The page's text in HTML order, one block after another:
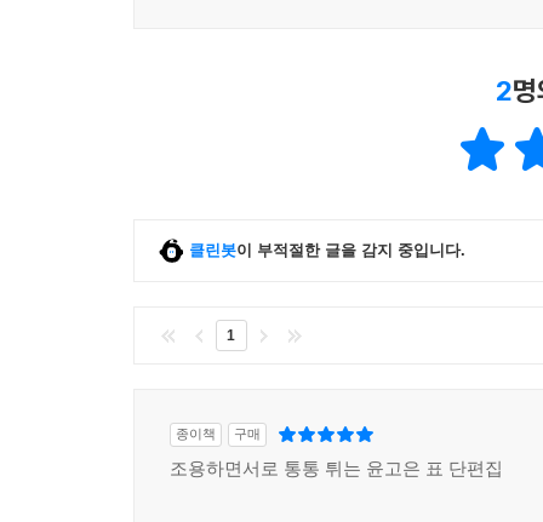
2
클린봇이 부적절한 글을 감지 중입니다.
1
종이책 구매
조용하면서로 통통 튀는 윤고은 표 단편집